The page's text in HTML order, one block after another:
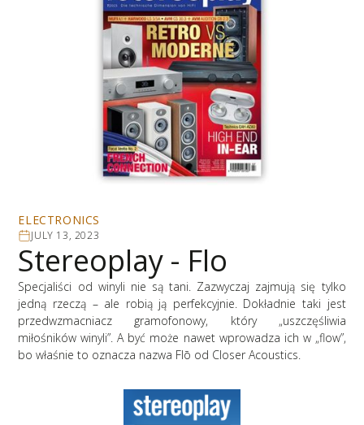
ELECTRONICS
JULY 13, 2023
Stereoplay - Flo
Specjaliści od winyli nie są tani. Zazwyczaj zajmują się tylko
jedną rzeczą – ale robią ją perfekcyjnie. Dokładnie taki jest
przedwzmacniacz gramofonowy, który „uszczęśliwia
miłośników winyli”. A być może nawet wprowadza ich w „flow”,
bo właśnie to oznacza nazwa Flō od Closer Acoustics.